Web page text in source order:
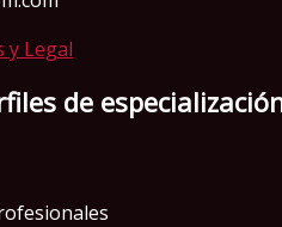
y Legal
de